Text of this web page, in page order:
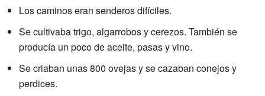
Los caminos eran senderos difíciles.
Se cultivaba trigo, algarrobos y cerezos. También se
producía un poco de aceite, pasas y vino.
Se criaban unas 800 ovejas y se cazaban conejos y
perdices.